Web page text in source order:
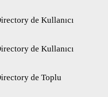
de Kullanıcı
de Kullanıcı
de Toplu